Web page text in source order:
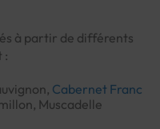
à partir de différents
:
Cabernet Franc
Muscadelle